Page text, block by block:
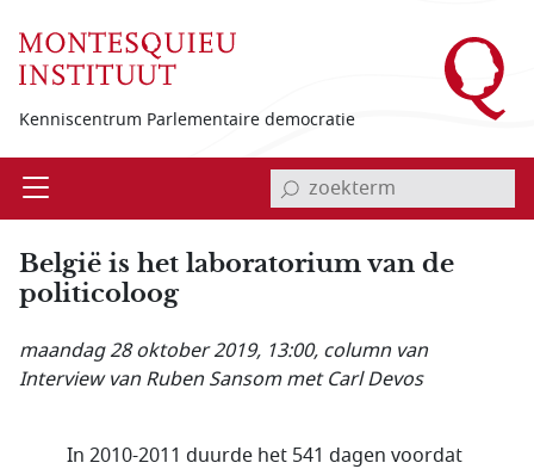
Kenniscentrum Parlementaire democratie
Open invoerveld zoekterm
België is het laboratorium van de
politicoloog
maandag 28 oktober 2019, 13:00, column van
Interview van Ruben Sansom met Carl Devos
In 2010-2011 duurde het 541 dagen voordat